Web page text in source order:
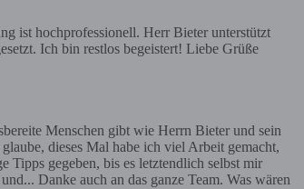
ist hochprofessionell. Herr Bieter unterstützt
Ich bin restlos begeistert! Liebe Grüße
Menschen gibt wie Herrn Bieter und sein
dieses Mal habe ich viel Arbeit gemacht,
gegeben, bis es letztendlich selbst mir
Danke auch an das ganze Team. Was wären